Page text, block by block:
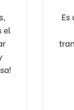
Es una